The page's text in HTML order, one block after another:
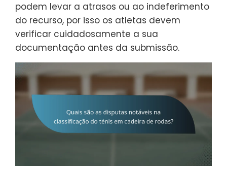
podem levar a atrasos ou ao indeferimento
do recurso, por isso os atletas devem
verificar cuidadosamente a sua
documentação antes da submissão.